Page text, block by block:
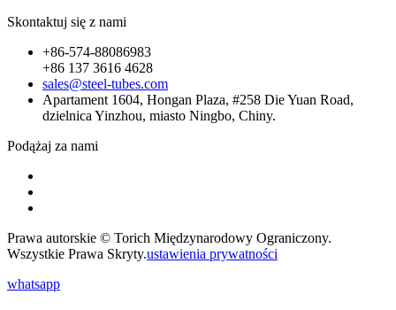
Skontaktuj się z nami
+86-574-88086983
+86 137 3616 4628
sales@steel-tubes.com
Apartament 1604, Hongan Plaza, #258 Die Yuan Road,
dzielnica Yinzhou, miasto Ningbo, Chiny.
Podążaj za nami
Prawa autorskie © Torich Międzynarodowy Ograniczony.
Wszystkie Prawa Skryty.ustawienia prywatności
whatsapp